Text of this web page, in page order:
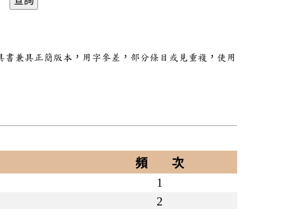
兼具正簡版本，用字參差，部分條目或見重複，使用
頻 次
1
2